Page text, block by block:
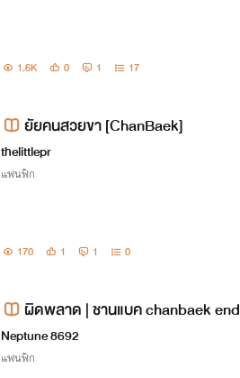
1.6K 0 1 17
ยัยคนสวยขา [ChanBaek]
thelittlepr
แฟนฟิก
170 1 1 0
ผิดพลาด | ชานแบค chanbaek end
Neptune 8692
แฟนฟิก